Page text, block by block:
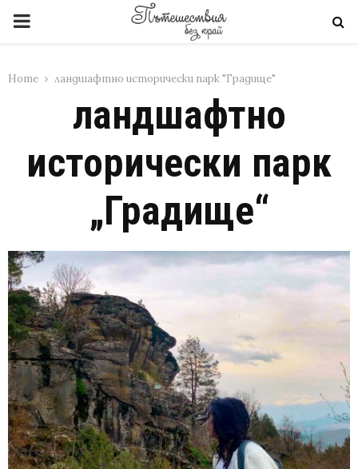
PRIMARY
Home ландшафтно исторически парк "Градище"
ландшафтно
исторически парк
„Градище“